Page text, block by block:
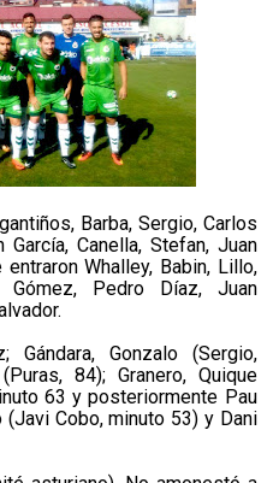
Barba, Sergio, Carlos
García, Canella, Stefan, Juan
Whalley, Babin, Lillo,
Pedro Díaz, Juan
Gándara, Gonzalo (Sergio,
84); Granero, Quique
63 y posteriormente Pau
Cobo, minuto 53) y Dani